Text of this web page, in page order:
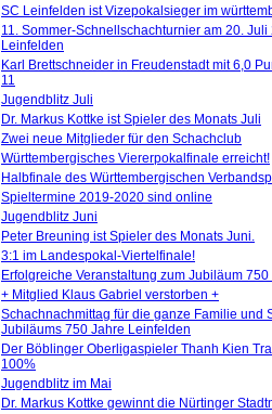
SC Leinfelden ist Vizepokalsieger im
11. Sommer-Schnellschachturnier am 20.
Leinfelden
Karl Brettschneider in Freudenstadt mit 6,0
11
Jugendblitz Juli
Dr. Markus Kottke ist Spieler des Monats Juli
Zwei neue Mitglieder für den Schachclub
Württembergisches Viererpokalfinale erreicht!
Halbfinale des Württembergischen
Spieltermine 2019-2020 sind online
Jugendblitz Juni
Peter Breuning ist Spieler des Monats Juni.
3:1 im Landespokal-Viertelfinale!
Erfolgreiche Veranstaltung zum Jubiläum
+ Mitglied Klaus Gabriel verstorben +
Schachnachmittag für die ganze Familie und
Jubiläums 750 Jahre Leinfelden
Der Böblinger Oberligaspieler Thanh Kien
100%
Jugendblitz im Mai
Dr. Markus Kottke gewinnt die Nürtinger